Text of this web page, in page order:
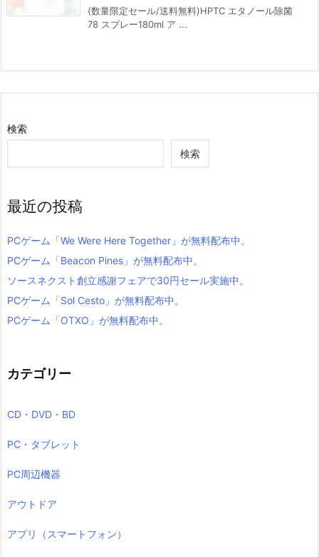
(数量限定セール/送料無料)HPTC エタノール除菌
78 スプレー180ml ア ...
検索
検索
最近の投稿
PCゲーム「We Were Here Together」が無料配布中。
PCゲーム「Beacon Pines」が無料配布中。
ソースネクスト創立感謝フェアで30円セール実施中。
PCゲーム「Sol Cesto」が無料配布中。
PCゲーム「OTXO」が無料配布中。
カテゴリー
CD・DVD・BD
PC・タブレット
PC周辺機器
アウトドア
アプリ（スマートフォン）